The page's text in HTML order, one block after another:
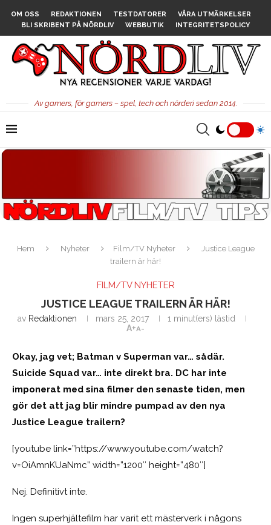
OM OSS REDAKTIONEN TESTDATORER
VÅRA UTMÄRKELSER
BLI SKRIBENT PÅ NÖRDLIV
WEBBUTIK INTEGRITETSPOLICY
Av gamers, för gamers – spel, tech och nörderi sedan 2014.
Hem Nyheter Film/TV Nyheter
Justice League
trailern är här!
FILM/TV NYHETER
JUSTICE LEAGUE TRAILERN ÄR HÄR!
av Redaktionen mars 25, 2017
1 minut(ers) lästid
A+A-
Okay, jag vet; Batman v Superman var… sådär.
Suicide Squad var… inte direkt bra. DC har inte
imponerat med sina filmer den senaste tiden, men
gör det att jag blir mindre pumpad av den nya
Justice League trailern?
[youtube link=”https://www.youtube.com/watch?
v=OiAmnKUaNmc” width=”1200″ height=”480″]
Nej. Definitivt inte.
Ingen superhjältefilm har varit ett mästerverk i någons